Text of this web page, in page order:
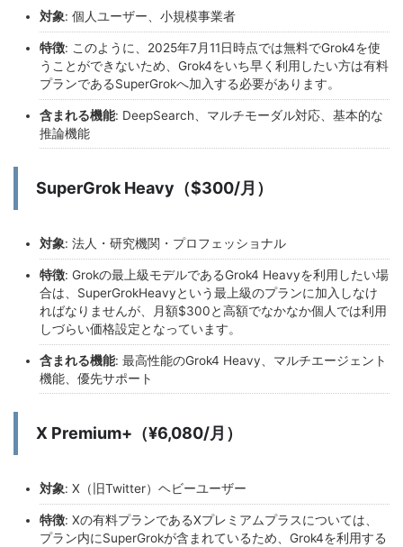
対象: 個人ユーザー、小規模事業者
特徴: このように、2025年7月11日時点では無料でGrok4を使
うことができないため、Grok4をいち早く利用したい方は有料
プランであるSuperGrokへ加入する必要があります。
含まれる機能: DeepSearch、マルチモーダル対応、基本的な
推論機能
SuperGrok Heavy（$300/月）
対象: 法人・研究機関・プロフェッショナル
特徴: Grokの最上級モデルであるGrok4 Heavyを利用したい場
合は、SuperGrokHeavyという最上級のプランに加入しなけ
ればなりませんが、月額$300と高額でなかなか個人では利用
しづらい価格設定となっています。
含まれる機能: 最高性能のGrok4 Heavy、マルチエージェント
機能、優先サポート
X Premium+（¥6,080/月）
対象: X（旧Twitter）ヘビーユーザー
特徴: Xの有料プランであるXプレミアムプラスについては、
プラン内にSuperGrokが含まれているため、Grok4を利用する